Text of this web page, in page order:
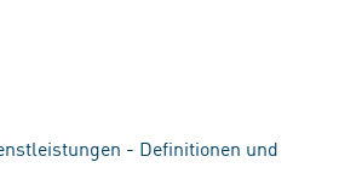
- Definitionen und